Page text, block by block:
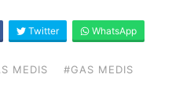
Twitter WhatsApp
MEDIS
#GAS MEDIS